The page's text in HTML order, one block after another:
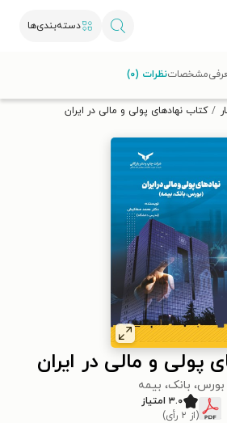
دسته‌بندی‌ها
از طاقچه دریافت کن.
کتاب نهادهای پولی و مالی در ایران
پولی و مالی در ایران
بورس، بانک، بیمه
۳.۰ امتیاز
(از ۲ رأی)
مشخصاتنظرات (۰)